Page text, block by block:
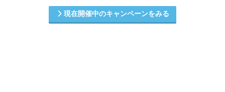
現在開催中のキャンペーンをみる